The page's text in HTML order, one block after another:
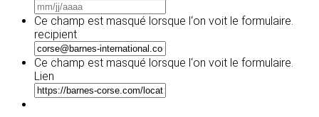
slash
slash
AAAA
Ce champ est masqué lorsque l‘on voit le formulaire.
recipient
Ce champ est masqué lorsque l‘on voit le formulaire.
Lien